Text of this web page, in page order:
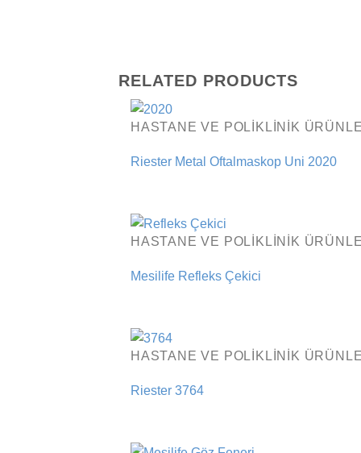
RELATED PRODUCTS
HASTANE VE POLIKLINIK
Riester Metal Oftalmaskop Uni 2020
HASTANE VE POLIKLINIK
Mesilife Refleks Çekici
HASTANE VE POLIKLINIK
Riester 3764